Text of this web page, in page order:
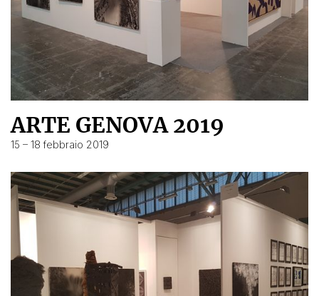
ARTE GENOVA 2019
15 – 18 febbraio 2019